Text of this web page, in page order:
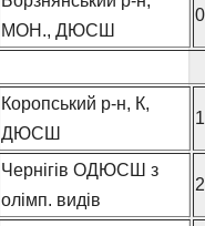
МОН., ДЮСШ
Коропський р-н, К,
ДЮСШ
Чернігів ОДЮСШ з
олімп. видів